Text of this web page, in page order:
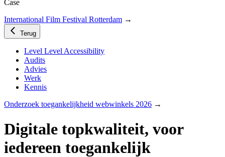
Case
International Film Festival Rotterdam →
Terug
Level Level Accessibility
Audits
Advies
Werk
Kennis
Onderzoek toegankelijkheid webwinkels 2026 →
Digitale topkwaliteit, voor
iedereen toegankelijk